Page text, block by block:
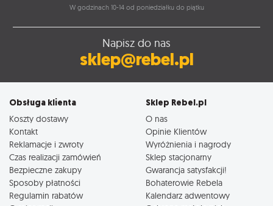
W godzinach 10-14 od poniedziałku do piątku
Napisz do nas
sklep@rebel.pl
Obsługa klienta
Koszty dostawy
Kontakt
Reklamacje i zwroty
Czas realizacji zamówień
Bezpieczne zakupy
Sposoby płatności
Regulamin rabatów
Sklep Rebel.pl
O nas
Opinie Klientów
Wyróżnienia i nagrody
Sklep stacjonarny
Gwarancja satysfakcji!
Bohaterowie Rebela
Kalendarz adwentowy